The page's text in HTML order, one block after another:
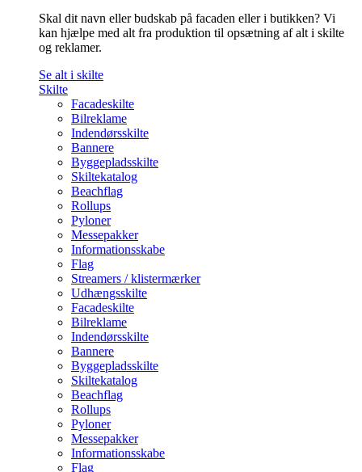
Skal dit navn eller budskab på facaden eller i butikken? Vi
kan hjælpe med alt fra produktion til opsætning af alt i skilte
og reklamer.
Se alt i skilte
Skilte
Facadeskilte
Bilreklame
Indendørsskilte
Bannere
Byggepladsskilte
Skiltekatalog
Beachflag
Rollups
Pyloner
Messepakker
Informationsskabe
Flag
Streamers / klistermærker
Udhængsskilte
Facadeskilte
Bilreklame
Indendørsskilte
Bannere
Byggepladsskilte
Skiltekatalog
Beachflag
Rollups
Pyloner
Messepakker
Informationsskabe
Flag